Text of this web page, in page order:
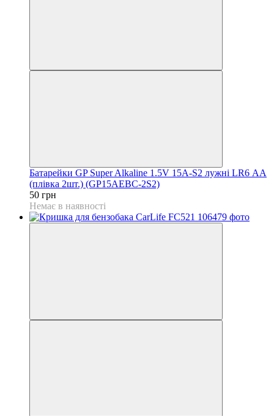
Батарейки GP Super Alkaline 1.5V 15A-S2 лужні LR6 АА
(плівка 2шт.) (GP15AEBC-2S2)
50 грн
Немає в наявності